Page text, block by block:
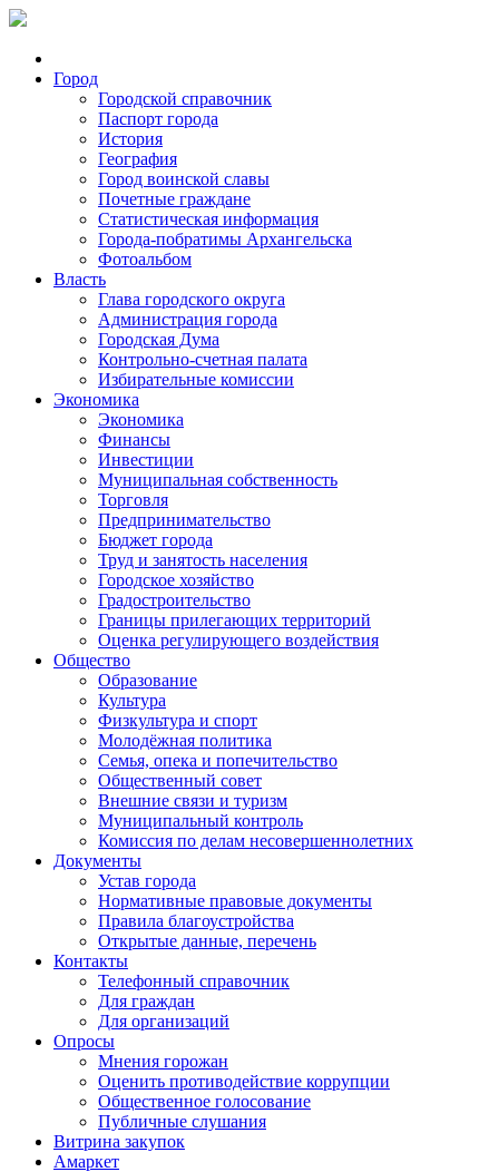
Город
Городской справочник
Паспорт города
История
География
Город воинской славы
Почетные граждане
Статистическая информация
Города-побратимы Архангельска
Фотоальбом
Власть
Глава городского округа
Администрация города
Городская Дума
Контрольно-счетная палата
Избирательные комиссии
Экономика
Экономика
Финансы
Инвестиции
Муниципальная собственность
Торговля
Предпринимательство
Бюджет города
Труд и занятость населения
Городское хозяйство
Градостроительство
Границы прилегающих территорий
Оценка регулирующего воздействия
Общество
Образование
Культура
Физкультура и спорт
Молодёжная политика
Семья, опека и попечительство
Общественный совет
Внешние связи и туризм
Муниципальный контроль
Комиссия по делам несовершеннолетних
Документы
Устав города
Нормативные правовые документы
Правила благоустройства
Открытые данные, перечень
Контакты
Телефонный справочник
Для граждан
Для организаций
Опросы
Мнения горожан
Оценить противодействие коррупции
Общественное голосование
Публичные слушания
Витрина закупок
Амаркет